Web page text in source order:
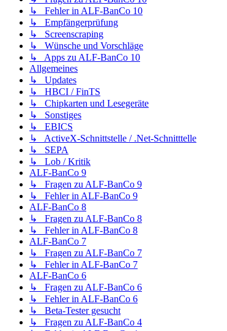
↳ Fehler in ALF-BanCo 10
↳ Empfängerprüfung
↳ Screenscraping
↳ Wünsche und Vorschläge
↳ Apps zu ALF-BanCo 10
Allgemeines
↳ Updates
↳ HBCI / FinTS
↳ Chipkarten und Lesegeräte
↳ Sonstiges
↳ EBICS
↳ ActiveX-Schnittstelle / .Net-Schnitttelle
↳ SEPA
↳ Lob / Kritik
ALF-BanCo 9
↳ Fragen zu ALF-BanCo 9
↳ Fehler in ALF-BanCo 9
ALF-BanCo 8
↳ Fragen zu ALF-BanCo 8
↳ Fehler in ALF-BanCo 8
ALF-BanCo 7
↳ Fragen zu ALF-BanCo 7
↳ Fehler in ALF-BanCo 7
ALF-BanCo 6
↳ Fragen zu ALF-BanCo 6
↳ Fehler in ALF-BanCo 6
↳ Beta-Tester gesucht
↳ Fragen zu ALF-BanCo 4